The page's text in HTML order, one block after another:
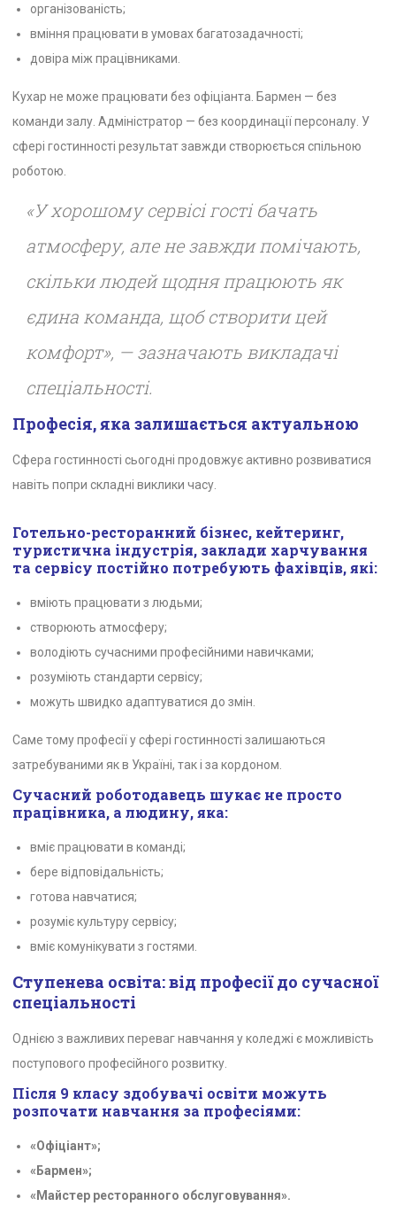
організованість;
вміння працювати в умовах багатозадачності;
довіра між працівниками.
Кухар не може працювати без офіціанта. Бармен — без
команди залу. Адміністратор — без координації персоналу. У
сфері гостинності результат завжди створюється спільною
роботою.
«У хорошому сервісі гості бачать
атмосферу, але не завжди помічають,
скільки людей щодня працюють як
єдина команда, щоб створити цей
комфорт», — зазначають викладачі
спеціальності.
Професія, яка залишається актуальною
Сфера гостинності сьогодні продовжує активно розвиватися
навіть попри складні виклики часу.
Готельно-ресторанний бізнес, кейтеринг,
туристична індустрія, заклади харчування
та сервісу постійно потребують фахівців, які:
вміють працювати з людьми;
створюють атмосферу;
володіють сучасними професійними навичками;
розуміють стандарти сервісу;
можуть швидко адаптуватися до змін.
Саме тому професії у сфері гостинності залишаються
затребуваними як в Україні, так і за кордоном.
Сучасний роботодавець шукає не просто
працівника, а людину, яка:
вміє працювати в команді;
бере відповідальність;
готова навчатися;
розуміє культуру сервісу;
вміє комунікувати з гостями.
Ступенева освіта: від професії до сучасної
спеціальності
Однією з важливих переваг навчання у коледжі є можливість
поступового професійного розвитку.
Після 9 класу здобувачі освіти можуть
розпочати навчання за професіями:
«Офіціант»;
«Бармен»;
«Майстер ресторанного обслуговування».